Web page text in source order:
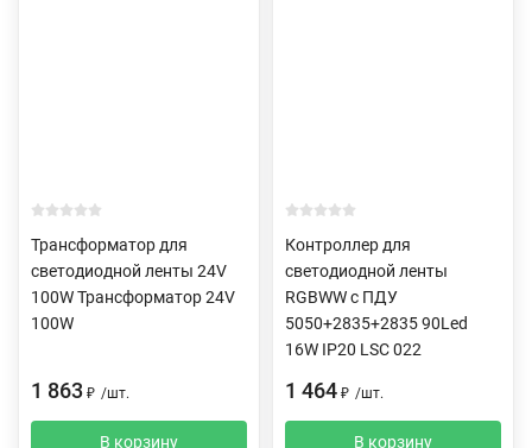
Трансформатор для
светодиодной ленты 24V
100W Трансформатор 24V
100W
1 863 ₽ /шт.
В корзину
Контроллер для
светодиодной ленты
RGBWW c ПДУ
5050+2835+2835 90Led
16W IP20 LSC 022
1 464 ₽ /шт.
В корзину